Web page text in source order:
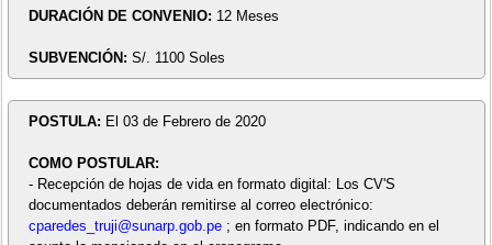
DURACIÓN DE CONVENIO: 12 Meses
SUBVENCIÓN: S/. 1100 Soles
POSTULA: El 03 de Febrero de 2020
COMO POSTULAR:
- Recepción de hojas de vida en formato digital: Los CV'S
documentados deberán remitirse al correo electrónico:
cparedes_truji@sunarp.gob.pe; en formato PDF, indicando en el